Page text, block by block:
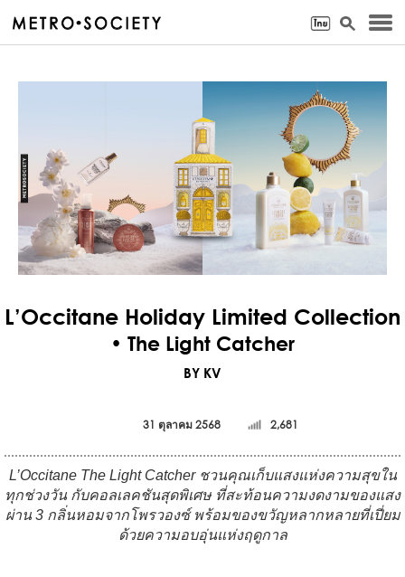
L’Occitane Holiday Limited Collection
• The Light Catcher
BY KV
31 ตุลาคม 2568 2,681
L’Occitane The Light Catcher ชวนคุณเก็บแสงแห่งความสุขใน
ทุกช่วงวัน กับคอลเลคชันสุดพิเศษ ที่สะท้อนความงดงามของแสง
ผ่าน 3 กลิ่นหอมจากโพรวองซ์ พร้อมของขวัญหลากหลายที่เปี่ยม
ด้วยความอบอุ่นแห่งฤดูกาล